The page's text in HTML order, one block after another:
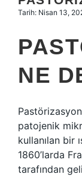
Tarih: Nisan 13,
NE
patojenik
kullanılan bir
1860’larda
tarafından